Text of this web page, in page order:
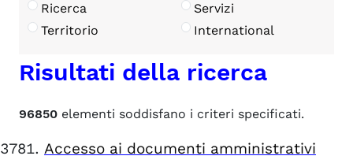
Ricerca
Servizi
Territorio
International
Risultati della ricerca
96850 elementi soddisfano i criteri specificati.
Accesso ai documenti amministrativi